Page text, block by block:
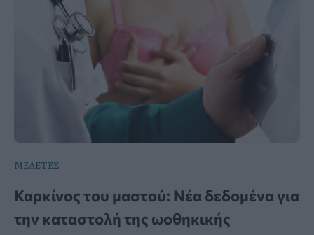
ΜΕΛΕΤΕΣ
Καρκίνος του μαστού: Νέα δεδομένα για
την καταστολή της ωοθηκικής